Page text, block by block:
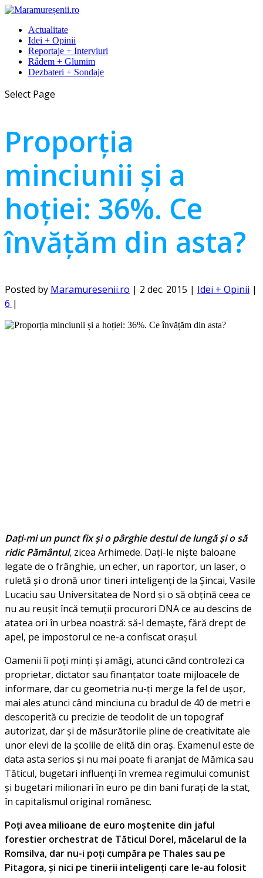
Actualitate
Idei + Opinii
Reportaje + Interviuri
Râdem + Glumim
Dezbateri + Sondaje
Select Page
Proporția
minciunii și a
hoției: 36%. Ce
învățăm din asta?
Posted by Maramuresenii.ro | 2 dec. 2015 | Idei + Opinii |
6 |
Dați-mi un punct fix și o pârghie destul de lungă și o să
ridic Pământul, zicea Arhimede. Dați-le niște baloane
legate de o frânghie, un echer, un raportor, un laser, o
ruletă și o dronă unor tineri inteligenți de la Șincai, Vasile
Lucaciu sau Universitatea de Nord și o să obțină ceea ce
nu au reușit încă temuții procurori DNA ce au descins de
atatea ori în urbea noastră: să-l demaște, fără drept de
apel, pe impostorul ce ne-a confiscat orașul.
Oamenii îi poți minți și amăgi, atunci când controlezi ca
proprietar, dictator sau finanțator toate mijloacele de
informare, dar cu geometria nu-ți merge la fel de ușor,
mai ales atunci când minciuna cu bradul de 40 de metri e
descoperită cu precizie de teodolit de un topograf
autorizat, dar și de măsurătorile pline de creativitate ale
unor elevi de la școlile de elită din oraș. Examenul este de
data asta serios și nu mai poate fi aranjat de Mămica sau
Tăticul, bugetari influenți în vremea regimului comunist
și bugetari milionari în euro pe din bani furați de la stat,
în capitalismul original românesc.
Poți avea milioane de euro moștenite din jaful
forestier orchestrat de Tăticul Dorel, măcelarul de la
Romsilva, dar nu-i poți cumpăra pe Thales sau pe
Pitagora, și nici pe tinerii inteligenți care le-au folosit